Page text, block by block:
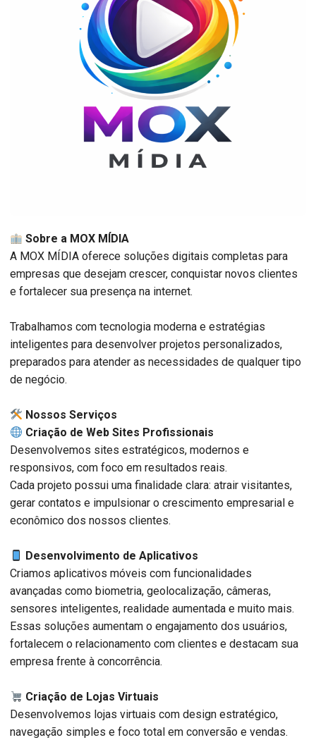
Sobre a MOX MÍDIA
A MOX MÍDIA oferece soluções digitais completas para
empresas que desejam crescer, conquistar novos clientes
e fortalecer sua presença na internet.
Trabalhamos com tecnologia moderna e estratégias
inteligentes para desenvolver projetos personalizados,
preparados para atender as necessidades de qualquer tipo
de negócio.
️ Nossos Serviços
Criação de Web Sites Profissionais
Desenvolvemos sites estratégicos, modernos e
responsivos, com foco em resultados reais.
Cada projeto possui uma finalidade clara: atrair visitantes,
gerar contatos e impulsionar o crescimento empresarial e
econômico dos nossos clientes.
Desenvolvimento de Aplicativos
Criamos aplicativos móveis com funcionalidades
avançadas como biometria, geolocalização, câmeras,
sensores inteligentes, realidade aumentada e muito mais.
Essas soluções aumentam o engajamento dos usuários,
fortalecem o relacionamento com clientes e destacam sua
empresa frente à concorrência.
Criação de Lojas Virtuais
Desenvolvemos lojas virtuais com design estratégico,
navegação simples e foco total em conversão e vendas.